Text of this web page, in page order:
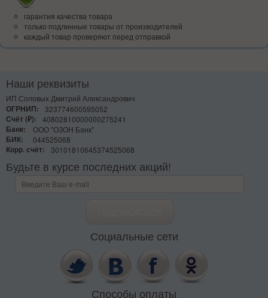
гарантия качества товара
только подлинные товары от производителей
каждый товар проверяют перед отправкой
Наши реквизиты
ИП Соловых Дмитрий Александрович
ОГРНИП:
323774600595052
Счёт (₽):
40802810000000275241
Банк:
ООО "ОЗОН Банк"
БИК:
044525068
Корр. счёт:
30101810645374525068
Будьте в курсе последних акций!
Социальные сети
Способы оплаты